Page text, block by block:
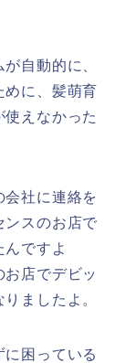
自動的に、
めに、髪萌育
えなかった
会社に連絡を
ンスのお店で
ですよ
店でデビッ
ましたよ。
困っている